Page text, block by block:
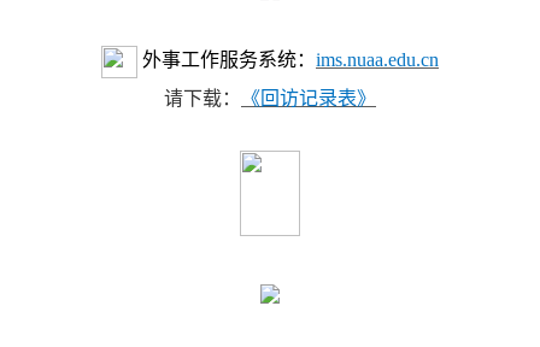
外事工作服务系统： ims.nuaa.edu.cn
请下载：
《回访记录表》